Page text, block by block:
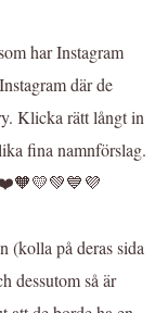
har Instagram
där de
Klicka rätt långt in
fina namnförslag.
❤️🧡💛💚💙💜
(kolla på deras sida
dessutom så är